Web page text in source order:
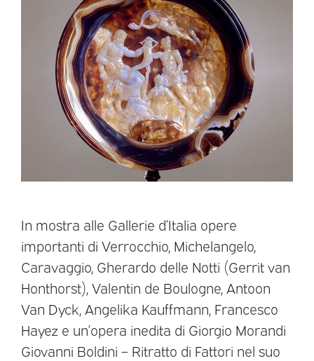
In mostra alle Gallerie d’Italia opere
importanti di Verrocchio, Michelangelo,
Caravaggio, Gherardo delle Notti (Gerrit van
Honthorst), Valentin de Boulogne, Antoon
Van Dyck, Angelika Kauffmann, Francesco
Hayez e un’opera inedita di Giorgio Morandi
Giovanni Boldini – Ritratto di Fattori nel suo